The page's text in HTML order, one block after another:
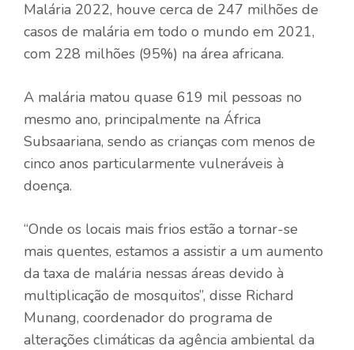
Malária 2022, houve cerca de 247 milhões de
casos de malária em todo o mundo em 2021,
com 228 milhões (95%) na área africana.
A malária matou quase 619 mil pessoas no
mesmo ano, principalmente na África
Subsaariana, sendo as crianças com menos de
cinco anos particularmente vulneráveis ​​à
doença.
“Onde os locais mais frios estão a tornar-se
mais quentes, estamos a assistir a um aumento
da taxa de malária nessas áreas devido à
multiplicação de mosquitos”, disse Richard
Munang, coordenador do programa de
alterações climáticas da agência ambiental da